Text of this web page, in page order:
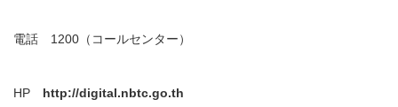
電話 1200（コールセンター）
HP http://digital.nbtc.go.th